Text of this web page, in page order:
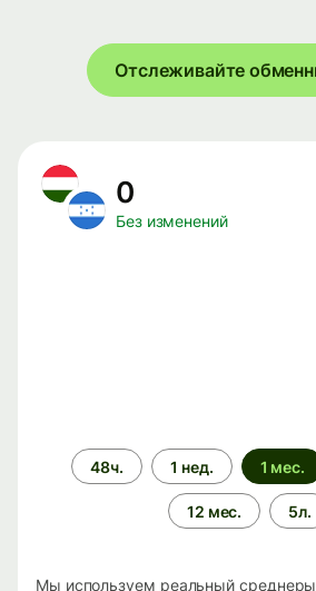
Отслеживайте
0
Без изменений
Период
времени
48ч. 1 нед. 1 мес.
12 мес. 5л.
Мы используем реальный